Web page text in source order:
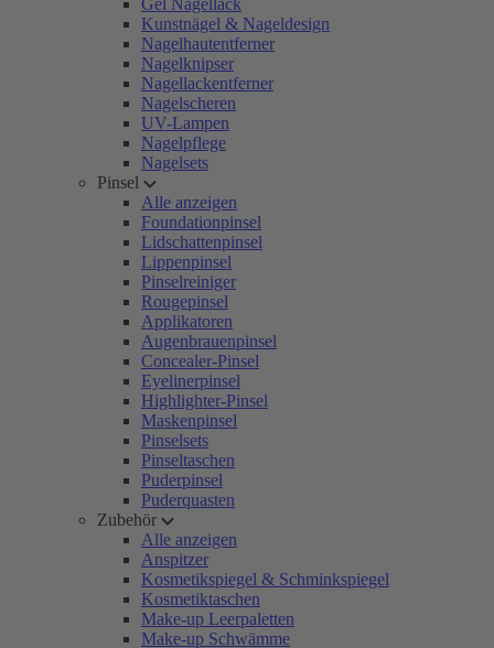
Gel Nagellack
Kunstnägel & Nageldesign
Nagelhautentferner
Nagelknipser
Nagellackentferner
Nagelscheren
UV-Lampen
Nagelpflege
Nagelsets
Pinsel
Alle anzeigen
Foundationpinsel
Lidschattenpinsel
Lippenpinsel
Pinselreiniger
Rougepinsel
Applikatoren
Augenbrauenpinsel
Concealer-Pinsel
Eyelinerpinsel
Highlighter-Pinsel
Maskenpinsel
Pinselsets
Pinseltaschen
Puderpinsel
Puderquasten
Zubehör
Alle anzeigen
Anspitzer
Kosmetikspiegel & Schminkspiegel
Kosmetiktaschen
Make-up Leerpaletten
Make-up Schwämme